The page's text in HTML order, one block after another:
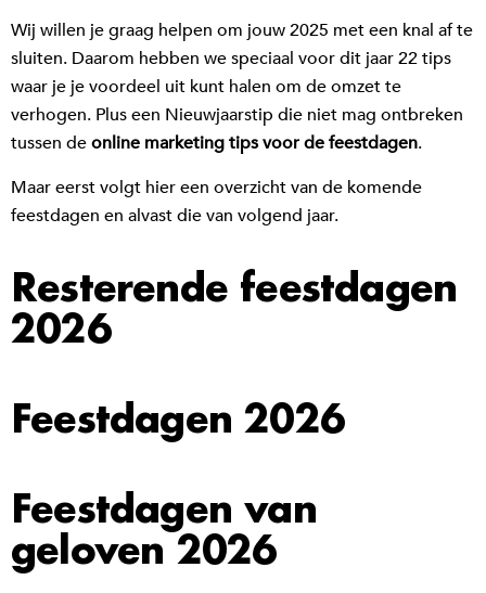
Wij willen je graag helpen om jouw 2025 met een knal af te
sluiten. Daarom hebben we speciaal voor dit jaar 22 tips
waar je je voordeel uit kunt halen om de omzet te
verhogen. Plus een Nieuwjaarstip die niet mag ontbreken
tussen deonline marketing tips voor de feestdagen.
Maar eerst volgt hier een overzicht van de komende
feestdagen en alvast die van volgend jaar.
Resterende feestdagen
2026
Feestdagen 2026
Feestdagen van
geloven 2026